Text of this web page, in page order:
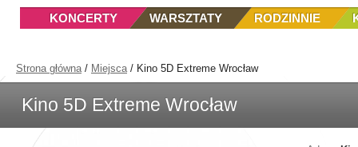
RODZINNIE
WARSZTATY
KONCERTY
Strona główna/ Miejsca/ Kino 5D Extreme Wrocław
Kino 5D Extreme Wrocław